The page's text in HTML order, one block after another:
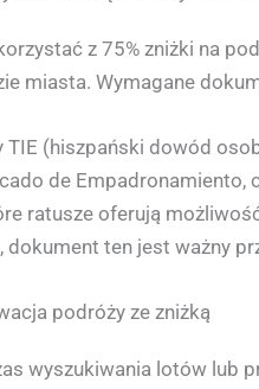
z 75% zniżki na
miasta. Wymagane
TIE (hiszpański dowód
de Empadronamiento,
ratusze oferują
dokument ten jest ważny
podróży ze zniżką
wyszukiwania lotów lub